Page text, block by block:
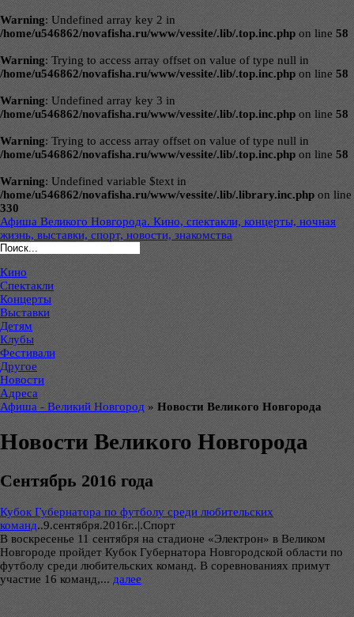
Warning: Undefined array key 2 in
/home/u546862/novafisha.ru/www/vessite/.lib/.top.inc.php on line 58
Warning: Trying to access array offset on value of type null in
/home/u546862/novafisha.ru/www/vessite/.lib/.top.inc.php on line 58
Warning: Undefined array key 3 in
/home/u546862/novafisha.ru/www/vessite/.lib/.top.inc.php on line 58
Warning: Trying to access array offset on value of type null in
/home/u546862/novafisha.ru/www/vessite/.lib/.top.inc.php on line 58
Warning: Undefined variable $text in
/home/u546862/novafisha.ru/www/vessite/.lib/.library.inc.php on line
330
Афиша Великого Новгорода. Кино, спектакли, концерты, ночная
жизнь, выставки, спорт, новости, знакомства
Кино
Спектакли
Концерты
Выставки
Детям
Клубы
Фестивали
Другое
Новости
Адреса
Афиша - Великий Новгород » Новости Великого Новгорода
Новости Великого Новгорода
Сентябрь 2016 года
Кубок Губернатора по футболу среди любительских
команд..9.сентября.2016г..|.Спорт
В воскресенье 11 сентября на стадионе «Электрон» в Великом
Новгороде пройдет Кубок Губернатора Новгородской области по
футболу среди любительских команд. В соревнованиях примут
участие 16 команд,... далее